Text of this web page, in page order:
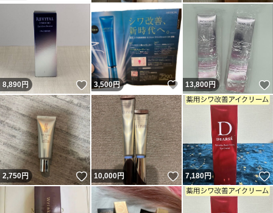
8,890円 いいね！
3,500円 いいね！
13,800円
2,750円 いいね！
10,000円 いいね！
7,180円